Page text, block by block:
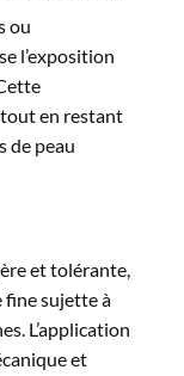
ou
l’exposition
en restant
de peau
et tolérante,
fine sujette à
L’application
et